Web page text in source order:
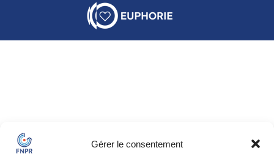
Gérer le consentement